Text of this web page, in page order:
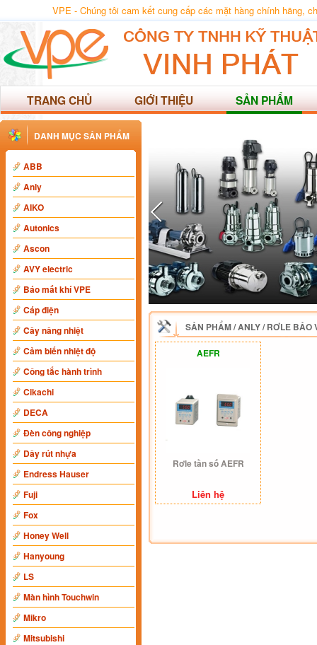
VPE - Chúng tôi cam kết cung cấp các mặt hàng chính hãng,
TRANG CHỦ GIỚI THIỆU SẢN PHẨM
DANH MỤC SẢN PHẨM
ABB
Anly
AIKO
Autonics
Ascon
AVY electric
Báo mất khí VPE
Cáp điện
Cây nâng nhiệt
Cảm biến nhiệt độ
Công tắc hành trình
Cikachi
DECA
Đèn công nghiệp
Dây rút nhựa
Endress Hauser
Fuji
Fox
Honey Well
Hanyoung
LS
Màn hình Touchwin
Mikro
Mitsubishi
SẢN PHẨM/ANLY/RƠLE BẢO
AEFR
Rơle tần số AEFR
Liên hệ